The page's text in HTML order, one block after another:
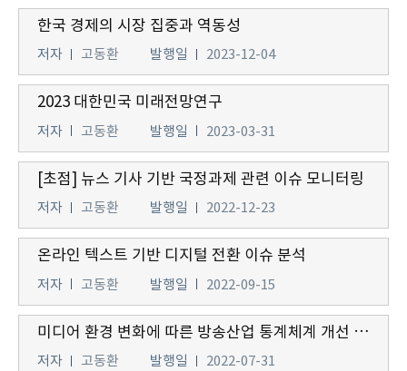
한국 경제의 시장 집중과 역동성
저자 고동환 발행일 2023-12-04
2023 대한민국 미래전망연구
저자 고동환 발행일 2023-03-31
[초점] 뉴스 기사 기반 국정과제 관련 이슈 모니터링
저자 고동환 발행일 2022-12-23
온라인 텍스트 기반 디지털 전환 이슈 분석
저자 고동환 발행일 2022-09-15
미디어 환경 변화에 따른 방송산업 통계체계 개선 방안 연구
저자 고동환 발행일 2022-07-31